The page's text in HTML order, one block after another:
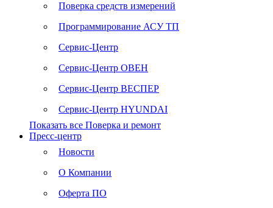
Поверка средств измерений
Программирование АСУ ТП
Сервис-Центр
Сервис-Центр ОВЕН
Сервис-Центр ВЕСПЕР
Сервис-Центр HYUNDAI
Показать все Поверка и ремонт
Пресс-центр
Новости
О Компании
Оферта ПО